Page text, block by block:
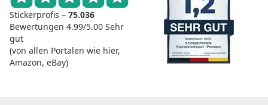
Stickerprofis – 75.036
Bewertungen 4.99/5.00 Sehr
gut
(von allen Portalen wie hier,
Amazon, eBay)